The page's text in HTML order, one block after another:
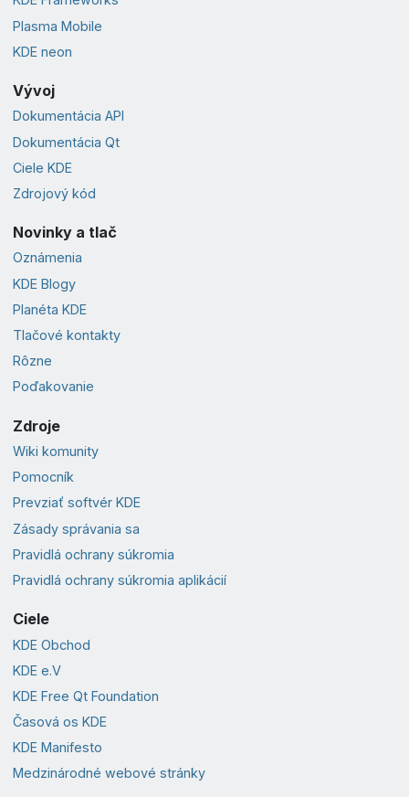
Plasma Mobile
KDE neon
Vývoj
Dokumentácia API
Dokumentácia Qt
Ciele KDE
Zdrojový kód
Novinky a tlač
Oznámenia
KDE Blogy
Planéta KDE
Tlačové kontakty
Rôzne
Poďakovanie
Zdroje
Wiki komunity
Pomocník
Prevziať softvér KDE
Zásady správania sa
Pravidlá ochrany súkromia
Pravidlá ochrany súkromia aplikácií
Ciele
KDE Obchod
KDE e.V
KDE Free Qt Foundation
Časová os KDE
KDE Manifesto
Medzinárodné webové stránky